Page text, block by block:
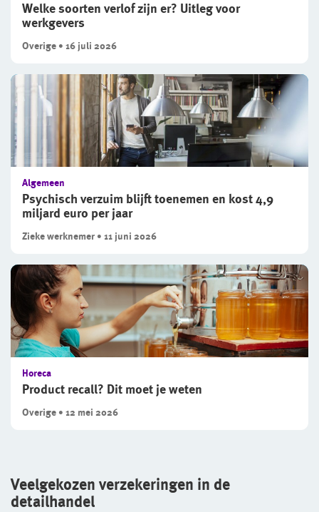
Welke soorten verlof zijn er? Uitleg voor
werkgevers
Overige • 16 juli 2026
Psychisch verzuim blijft toenemen en kost 4,9
miljard euro per jaar
Algemeen
Zieke werknemer • 11 juni 2026
Product recall? Dit moet je weten
Horeca
Overige • 12 mei 2026
Veelgekozen verzekeringen in de
detailhandel